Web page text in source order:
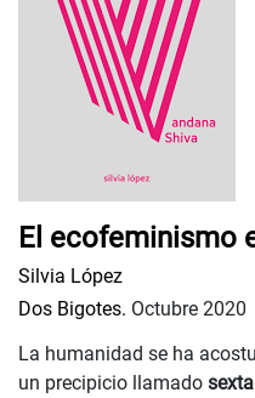
El ecofeminismo
Silvia López
Dos Bigotes. Octubre 2020
La humanidad se ha
un precipicio llamado